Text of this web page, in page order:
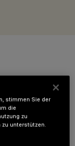
stimmen Sie der
die
zu
unterstützen.